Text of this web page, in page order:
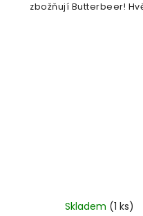
zbožňují Butterbeer!
Skladem (1 ks)